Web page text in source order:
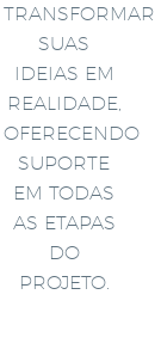
TRANSFORMAR
SUAS
IDEIAS EM
REALIDADE,
OFERECENDO
SUPORTE
EM TODAS
AS ETAPAS
DO
PROJETO.